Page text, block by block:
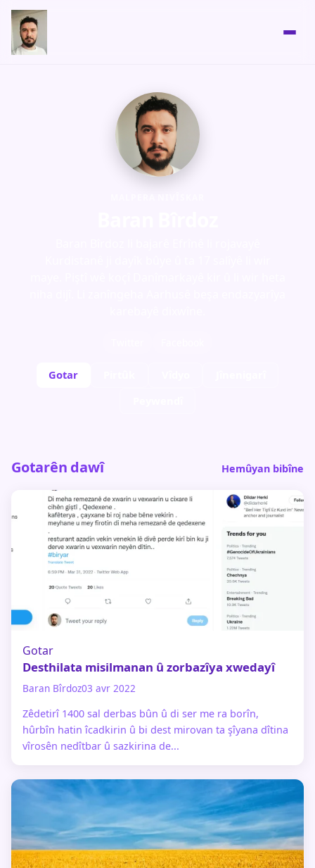
Gotar
Gotarên dawî Hemûyan bibîne
Gotar
Desthilata misilmanan û zorbazîya xwedayî
Baran Bîrdoz03 avr 2022
Zêdetirî 1400 sal derbas bûn û di ser me ra borîn,
hûrbîn hatin îcadkirin û bi dest mirovan ta şîyana dîtina
vîrosên nedîtbar û sazkirina de...